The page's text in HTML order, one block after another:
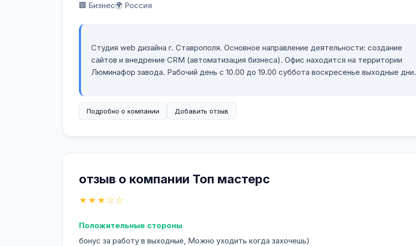
🏢 Бизнес🌍 Россия
Студия web дизайна г. Ставрополя. Основное направление деятельности: создание
сайтов и внедрение CRM (автоматизация бизнеса). Офис находится на территории
Люминафор завода. Рабочий день с 10.00 до 19.00 суббота воскресенье выходные дни.
Подробно о компании Добавить отзыв
отзыв о компании Топ мастерс
★★★☆☆
Положительные стороны
бонус за работу в выходные, Можно уходить когда захочешь)